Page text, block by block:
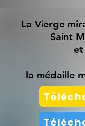
La Vierge
Saint
et
la médaille